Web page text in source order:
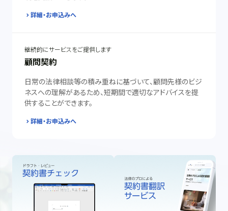
詳細・お申込みへ
継続的にサービスをご提供します
顧問契約
日常の法律相談等の積み重ねに基づいて、顧問先様のビジ
ネスへの理解があるため、短期間で適切なアドバイスを提
供することができます。
詳細・お申込みへ